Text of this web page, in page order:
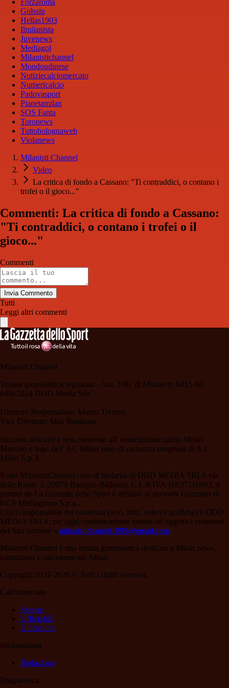
Forzaroma
Golssip
Hellas1903
Ilmilanista
Juvenews
Mediagol
Milanistichannel
Mondoudinese
Notiziecalciomercato
Numericalcio
Padovasport
Pianetamilan
SOS Fanta
Toronews
Tuttobolognaweb
Violanews
Milanisti Channel
Video
La critica di fondo a Cassano: "Ti contraddici, o contano i
trofei o il gioco..."
Commenti: La critica di fondo a Cassano:
"Ti contraddici, o contano i trofei o il
gioco..."
Commenti
Invia Commento
Tutti
Leggi altri commenti
Milanisti Channel
Testata giornalistica registrata - Aut. Trib. di Milano n. 6415 del
6/06/2024 DDD Media Srls
Direttore Responsabile: Marco Torretta
Vice Direttore: Max Bambara.
Sito non ufficiale e non connesso all' associazione calcio Milan.
Marchio e logo dell' AC Milan sono di esclusiva proprietà di A.C.
Milan S.p.A.
Il sito MilanistiChannel.com di titolarità di DDD MEDIA SRLS via
delle Risaie 3, 20079 Basiglio (Milano), C.F./P.IVA 10837110963, è
partner de La Gazzetta dello Sport e affiliato al network Gazzanet di
RCS Mediagroup S.p.a..
Unico responsabile dei contenuti (testi, foto, video e grafiche) è DDD
MEDIA SRLS; per ogni comunicazione avente ad oggetto i contenuti
del Sito scrivere a milanistichannel1899@gmail.com
Milanisti Channel è una testata giornalistica dedicata a Milan news,
formazioni e calciomercato Milan
Copyright 2021-2026 © Tutti i diritti riservati.
Calciomercato
Scenari
Ufficialità
Ultima ora
Informazioni
Redazione
Trasparenza